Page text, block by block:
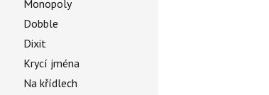
Monopoly
Dobble
Dixit
Krycí jména
Na křídlech